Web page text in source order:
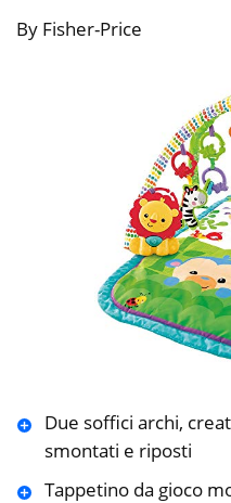
By Fisher-Price
Due soffici archi,
smontati e riposti
Tappetino da gioco